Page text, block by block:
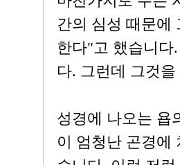
간의 심성 때문에
한다"고 했습니다
다. 그런데 그것
성경에 나오는 욥
이 엄청난 곤경에